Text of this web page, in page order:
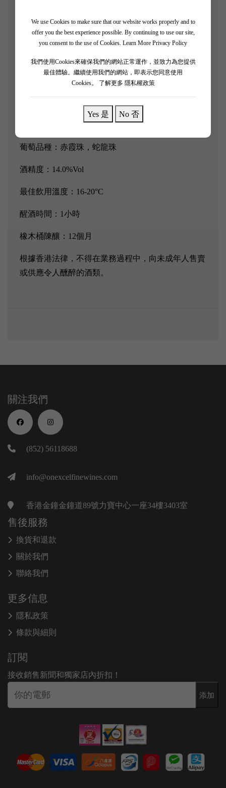
We use Cookies to make sure that our website works properly and to
offer you the best experience possible. By continuing to use our site,
you consent to the use of Cookies. Learn More Privacy Policy
我們使用Cookies來確保我們的網站正常運作，並致力為您提供
最佳體驗。繼續使用我們的網站，即表示您同意使用
Cookies。
了解更多 隱私權政策
Yes 是 No 否
緻精妙的平衡點，將力量與柔美的平衡推向新高度，
是西鴿經典的標誌性混釀干紅。
Xige Year of the Snake Limited Edition 2021香氣濃郁，
有黑色水果的香氣如黑莓，黑李子，同時又伴有雪
松，香料，紅棗糕的香氣，入口飽滿多汁，單寧細膩
葡萄品種：赤霞珠，蛇龍珠
酒精度：14.0%Vol
最佳飲用溫度：16-20°C
醒酒時間：1小時
橡木桶陳釀：12個月
根據香港法律，不得在業務過程中，向未成年人售賣
或供應令人醺醉的酒類。
關注我們
(852) 56118688
info@onexcelfinewines.com
香港金鐘金鐘道89號力寶中心一座34樓3403室
售後服務
換貨和退款
關於我們
聯絡我們
更多信息
隱私政策
條款與細則
訂閱
接收銷售新聞和獨家店內折扣！
添加